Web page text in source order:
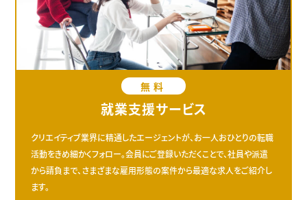
無料
就業支援サービス
クリエイティブ業界に精通したエージェントが、お一人おひとりの転職
活動をきめ細かくフォロー。会員にご登録いただくことで、社員や派遣
から請負まで、さまざまな雇用形態の案件から最適な求人をご紹介し
ます。